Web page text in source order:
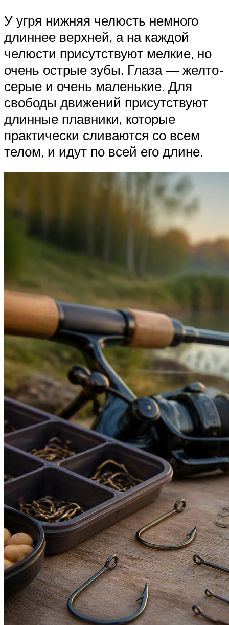
У угря нижняя челюсть немного
длиннее верхней, а на каждой
челюсти присутствуют мелкие, но
очень острые зубы. Глаза — желто-
серые и очень маленькие. Для
свободы движений присутствуют
длинные плавники, которые
практически сливаются со всем
телом, и идут по всей его длине.